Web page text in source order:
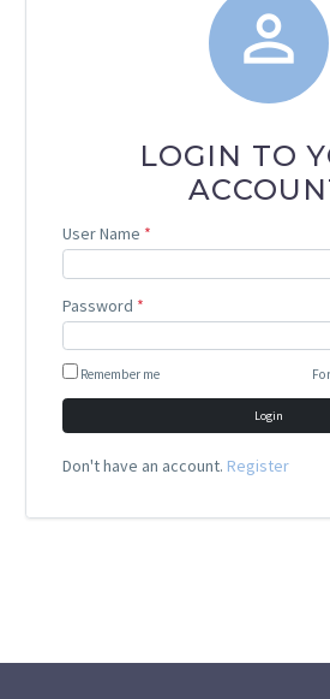

LOGIN TO
User Name *
Password *
Remember me
Login
Don't have an account. Register